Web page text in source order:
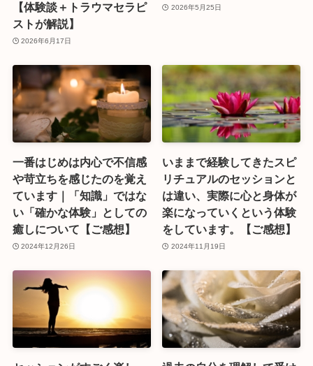
【体験談＋トラウマセラピ
ストが解説】
2026年6月17日
2026年5月25日
一番はじめは内心で不信感
や苛立ちを感じたのを覚え
ています｜「知識」ではな
い「確かな体験」としての
癒しについて【ご感想】
2024年12月26日
いままで経験してきたスピ
リチュアルのセッションと
は違い、実際に心と身体が
楽になっていくという体験
をしています。【ご感想】
2024年11月19日